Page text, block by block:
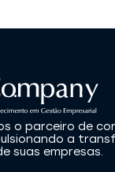
o parceiro de
a
suas empresas.